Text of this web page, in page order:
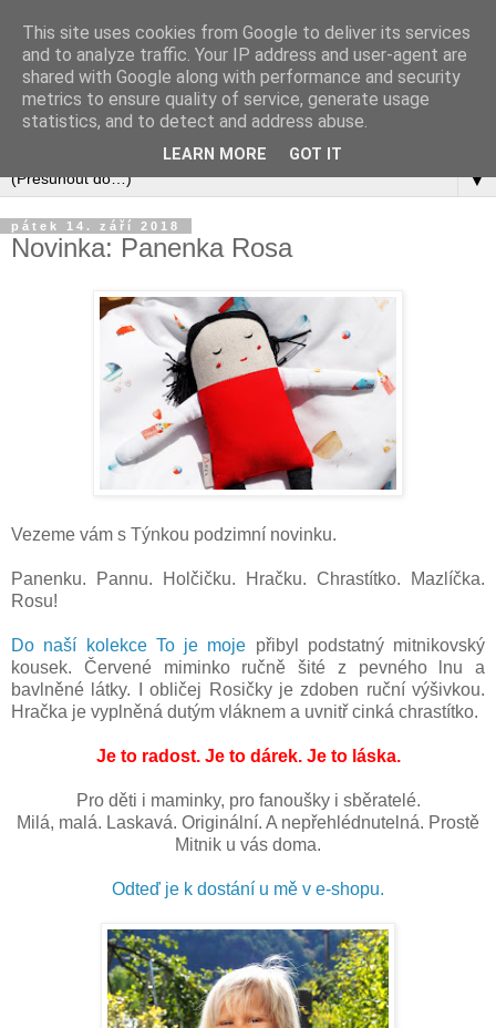
▼
pátek 14. září 2018
Novinka: Panenka Rosa
Vezeme vám s Týnkou podzimní novinku.
Panenku. Pannu. Holčičku. Hračku. Chrastítko. Mazlíčka.
Rosu!
Do naší kolekce To je moje přibyl podstatný mitnikovský
kousek. Červené miminko ručně šité z pevného lnu a
bavlněné látky. I obličej Rosičky je zdoben ruční výšivkou.
Hračka je vyplněná dutým vláknem a uvnitř cinká chrastítko.
Je to radost. Je to dárek. Je to láska.
Pro děti i maminky, pro fanoušky i sběratelé.
Milá, malá. Laskavá. Originální. A nepřehlédnutelná. Prostě
Mitnik u vás doma.
Odteď je k dostání u mě v e-shopu.
This site uses cookies from Google to deliver its services
and to analyze traffic. Your IP address and user-agent are
shared with Google along with performance and security
metrics to ensure quality of service, generate usage
statistics, and to detect and address abuse.
LEARN MORE GOT IT